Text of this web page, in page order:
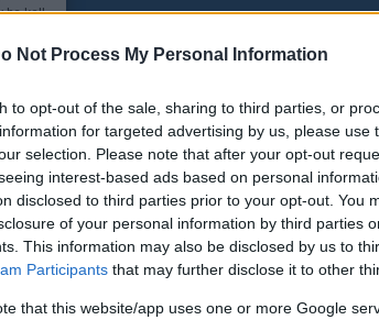
Not Process My Personal Information
to opt-out of the sale, sharing to third parties, or
for targeted advertising by us, please use
selection. Please note that after your opt-out
interest-based ads based on personal
disclosed to third parties prior to your opt-out. You
of your personal information by third parties
This information may also be disclosed by us to
Participants that may further disclose it to other
that this website/app uses one or more Google
be kell
egy